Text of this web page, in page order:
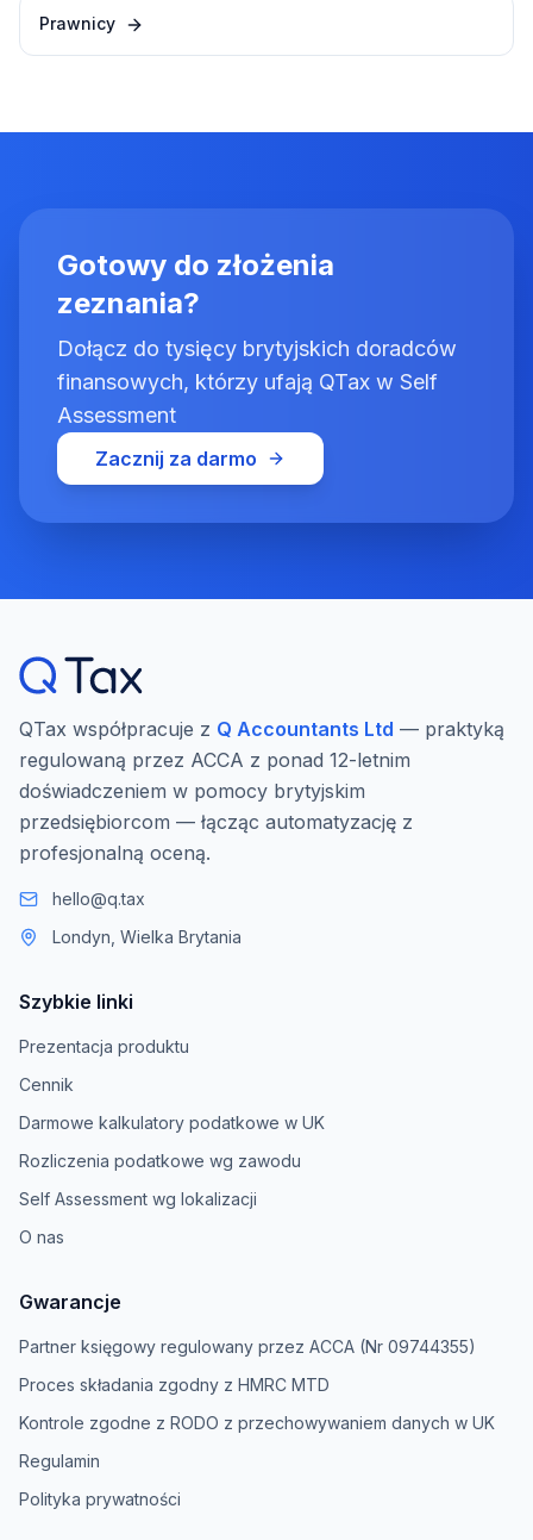
Prawnicy
Gotowy do złożenia
zeznania?
Dołącz do tysięcy brytyjskich doradców
finansowych, którzy ufają QTax w Self
Assessment
Zacznij za darmo
QTax współpracuje z Q Accountants Ltd — praktyką
regulowaną przez ACCA z ponad 12-letnim
doświadczeniem w pomocy brytyjskim
przedsiębiorcom — łącząc automatyzację z
profesjonalną oceną.
hello@q.tax
Londyn, Wielka Brytania
Szybkie linki
Prezentacja produktu
Cennik
Darmowe kalkulatory podatkowe w UK
Rozliczenia podatkowe wg zawodu
Self Assessment wg lokalizacji
O nas
Gwarancje
Partner księgowy regulowany przez ACCA (Nr 09744355)
Proces składania zgodny z HMRC MTD
Kontrole zgodne z RODO z przechowywaniem danych w UK
Regulamin
Polityka prywatności